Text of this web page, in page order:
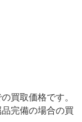
買取価格です。
完備の場合の買